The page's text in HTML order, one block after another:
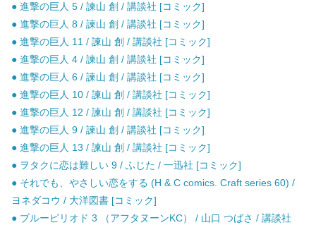
● 進撃の巨人 5 / 諫山 創 / 講談社 [コミック]
● 進撃の巨人 8 / 諫山 創 / 講談社 [コミック]
● 進撃の巨人 11 / 諫山 創 / 講談社 [コミック]
● 進撃の巨人 4 / 諫山 創 / 講談社 [コミック]
● 進撃の巨人 6 / 諫山 創 / 講談社 [コミック]
● 進撃の巨人 10 / 諫山 創 / 講談社 [コミック]
● 進撃の巨人 12 / 諫山 創 / 講談社 [コミック]
● 進撃の巨人 9 / 諫山 創 / 講談社 [コミック]
● 進撃の巨人 13 / 諫山 創 / 講談社 [コミック]
● ヲタクに恋は難しい 9 / ふじた / 一迅社 [コミック]
● それでも、やさしい恋をする (H & C comics. Craft series 60) /
ヨネダコウ / 大洋図書 [コミック]
● ブルーピリオド 3 （アフタヌーンKC） / 山口 つばさ / 講談社